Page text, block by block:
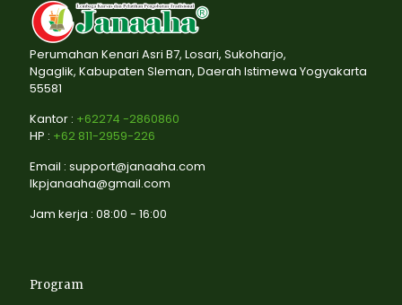
Perumahan Kenari Asri B7, Losari, Sukoharjo,
Ngaglik, Kabupaten Sleman, Daerah Istimewa Yogyakarta
55581
Kantor : +62274 -2860860
HP : +62 811-2959-226
Email : support@janaaha.com
lkpjanaaha@gmail.com
Jam kerja : 08:00 - 16:00
Program